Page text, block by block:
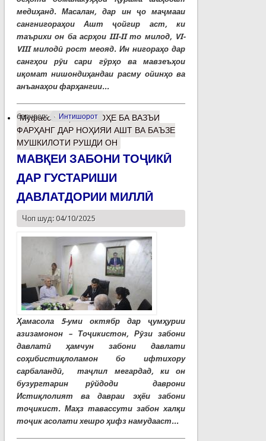
медиҳанд. Масалан, дар ин ҷо маҷмааи
сангнигораҳои Ашт ҷойгир аст, ки
таърихи он ба асрҳои III-II то милод, VI-
VIII милодӣ рост меояд. Ин нигораҳо дар
сангҳои рӯи сари гӯрҳо ва мавзеъҳои
иқомат нишондиҳандаи расму ойинҳо ва
анъанаҳои фарҳангии...
барчасп: Интишорот
Муфассалтаро НИГОҲЕ БА ВАЗЪИ
ФАРҲАНГ ДАР НОҲИЯИ АШТ ВА БАЪЗЕ
МУШКИЛОТИ РУШДИ ОН
МАВҚЕИ ЗАБОНИ ТОҶИКӢ
ДАР ГУСТАРИШИ
ДАВЛАТДОРИИ МИЛЛӢ
Чоп шуд: 04/10/2025
Ҳамасола 5-уми октябр дар ҷумҳурии
азизамонон – Тоҷикистон, Рӯзи забони
давлатӣ ҳамчун забони давлати
соҳибистиқлоламон бо ифтихору
сарбаландӣ, таҷлил мегардад, ки он
бузургтарин рӯйдоди даврони
Истиқлолият ва давраи эҳёи забони
тоҷикист. Маҳз тавассути забон халқи
тоҷик асолати хешро ҳифз намудааст...